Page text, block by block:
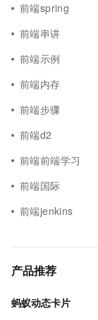
前端spring
前端串讲
前端示例
前端内存
前端步骤
前端d2
前端前端学习
前端国际
前端jenkins
产品推荐
蚂蚁动态卡片